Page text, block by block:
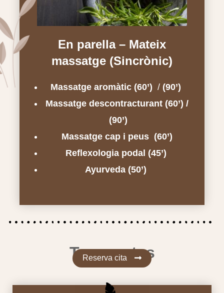
En parella – Mateix
massatge (Sincrònic)
Massatge aromàtic (60’) / (90’)
Massatge descontracturant (60’) /
(90’)
Massatge cap i peus (60’)
Reflexologia podal (45’)
Ayurveda (50’)
Terapeutes
Reserva cita